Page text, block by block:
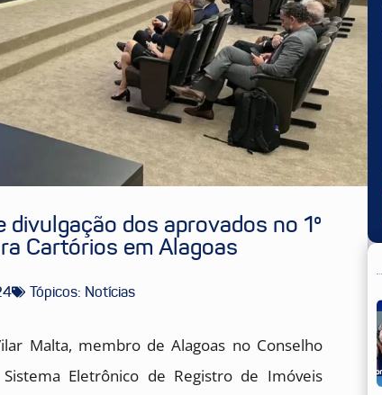
divulgação dos aprovados no 1º
Cartórios em Alagoas
Tópicos: Notícias
Malta, membro de Alagoas no Conselho
Eletrônico de Registro de Imóveis